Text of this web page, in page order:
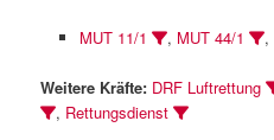
MUT 11/1 , MUT 44/1 ,
Weitere Kräfte: DRF Luftrettung
, Rettungsdienst